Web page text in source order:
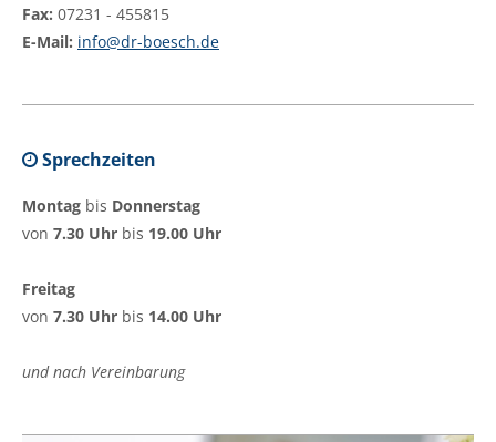
Fax: 07231 - 455815
E-Mail: info@dr-boesch.de
Sprechzeiten
Montag bis Donnerstag
von 7.30 Uhr bis 19.00 Uhr
Freitag
von 7.30 Uhr bis 14.00 Uhr
und nach Vereinbarung